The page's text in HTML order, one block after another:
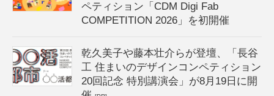
ペティション「CDM Digi Fab
COMPETITION 2026」を初開催
乾久美子や藤本壮介らが登壇、「長谷
工 住まいのデザインコンペティション
20回記念 特別講演会」が8月19日に開